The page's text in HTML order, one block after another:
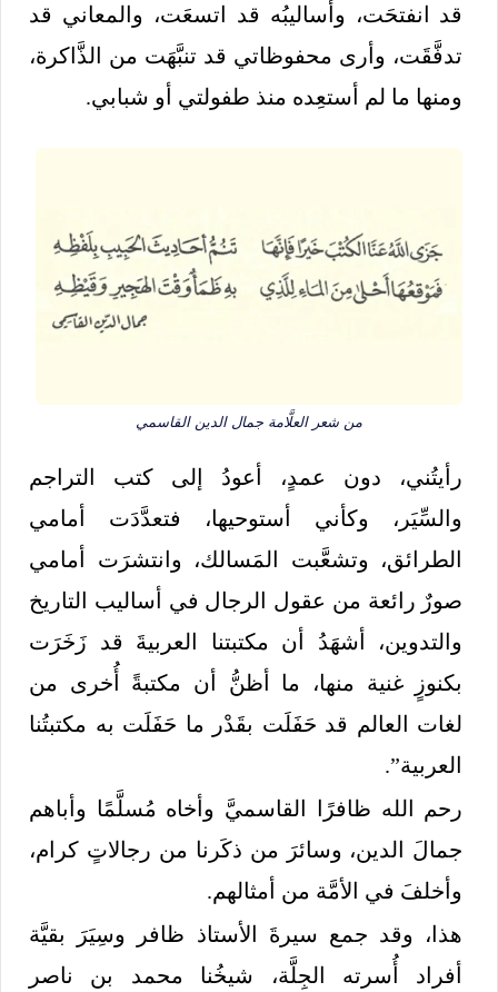
قد انفتحَت، وأساليبُه قد اتسعَت، والمعاني قد
تدفَّقَت، وأرى محفوظاتي قد تنبَّهَت من الذَّاكرة،
ومنها ما لم أستعِده منذ طفولتي أو شبابي.
من شعر العلَّامة جمال الدين القاسمي
رأيتُني، دون عمدٍ، أعودُ إلى كتب التراجم
والسِّيَر، وكأني أستوحيها، فتعدَّدَت أمامي
الطرائق، وتشعَّبت المَسالك، وانتشرَت أمامي
صورٌ رائعة من عقول الرجال في أساليب التاريخ
والتدوين، أشهَدُ أن مكتبتنا العربيةَ قد زَخَرَت
بكنوزٍ غنية منها، ما أظنُّ أن مكتبةً أُخرى من
لغات العالم قد حَفَلَت بقَدْر ما حَفَلَت به مكتبتُنا
العربية”.
رحم الله ظافرًا القاسميَّ وأخاه مُسلَّمًا وأباهم
جمالَ الدين، وسائرَ من ذكَرنا من رجالاتٍ كرام،
وأخلفَ في الأمَّة من أمثالهم.
هذا، وقد جمع سيرةَ الأستاذ ظافر وسِيَرَ بقيَّة
أفراد أُسرته الجِلَّة، شيخُنا محمد بن ناصر